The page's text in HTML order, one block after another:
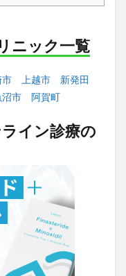
ニック一覧
市 上越市
新発田
市 阿賀町
イン診療の